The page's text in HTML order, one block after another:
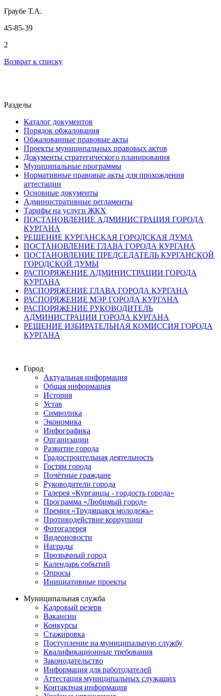
Граубе Т.А.
45-85-39
2
Возврат к списку
Разделы
Каталог документов
Порядок обжалования
Обжалованные правовые акты
Проекты муниципальных правовых актов
Документы стратегического планирования
Муниципальные программы
Нормативные правовые акты для прохождения
аттестации
Основные документы
Административные регламенты
Тарифы на услуги ЖКХ
ПОСТАНОВЛЕНИЕ АДМИНИСТРАЦИЯ ГОРОДА
КУРГАНА
РЕШЕНИЕ КУРГАНСКАЯ ГОРОДСКАЯ ДУМА
ПОСТАНОВЛЕНИЕ ГЛАВА ГОРОДА КУРГАНА
ПОСТАНОВЛЕНИЕ ПРЕДСЕДАТЕЛЬ КУРГАНСКОЙ
ГОРОДСКОЙ ДУМЫ
РАСПОРЯЖЕНИЕ АДМИНИСТРАЦИИ ГОРОДА
КУРГАНА
РАСПОРЯЖЕНИЕ ГЛАВА ГОРОДА КУРГАНА
РАСПОРЯЖЕНИЕ МЭР ГОРОДА КУРГАНА
РАСПОРЯЖЕНИЕ РУКОВОДИТЕЛЬ
АДМИНИСТРАЦИИ ГОРОДА КУРГАНА
РЕШЕНИЕ ИЗБИРАТЕЛЬНАЯ КОМИССИЯ ГОРОДА
КУРГАНА
Город
Актуальная информация
Общая информация
История
Устав
Символика
Экономика
Инфографика
Организации
Развитие города
Градостроительная деятельность
Гостям города
Почётные граждане
Руководители города
Галерея «Курганцы - гордость города»
Программа «Любимый город»
Премия «Трудящаяся молодежь»
Противодействие коррупции
Фотогалерея
Видеоновости
Награды
Прозрачный город
Календарь событий
Опросы
Инициативные проекты
Муниципальная служба
Кадровый резерв
Вакансии
Конкурсы
Стажировка
Поступление на муниципальную службу
Квалификационные требования
Законодательство
Информация для работодателей
Аттестация муниципальных служащих
Контактная информация